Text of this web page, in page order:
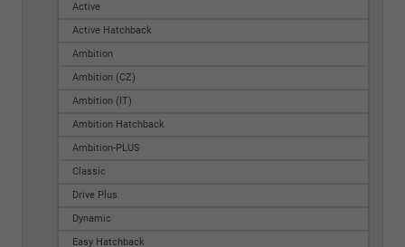
Active
Active Hatchback
Ambition
Ambition (CZ)
Ambition (IT)
Ambition Hatchback
Ambition-PLUS
Classic
Drive Plus
Dynamic
Easy Hatchback